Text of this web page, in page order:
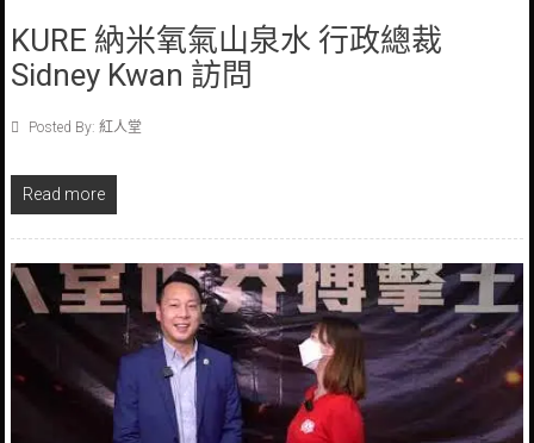
KURE 納米氧氣山泉水 行政總裁
Sidney Kwan 訪問
Posted By: 紅人堂
Read more